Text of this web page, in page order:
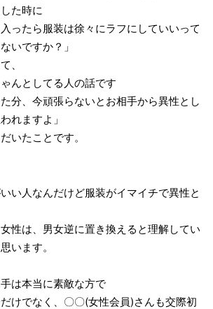
た時に
入ったら服装は徐々にラフにしていいって
いですか？」
、
んとしてる人の話です
分、今頑張らないとお相手から異性とし
れますよ」
いたことです。
いい人なんだけど服装がイマイチで異性と
性は、男女逆に置き換えると理解してい
います。
は本当に素敵な方で
けでなく、〇〇(女性会員)さんも交際初